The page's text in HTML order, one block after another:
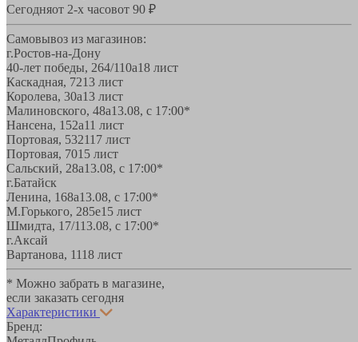
Сегодняот 2-х часовот 90 ₽
Самовывоз из магазинов:
г.Ростов-на-Дону
40-лет победы, 264/110а18 лист
Каскадная, 7213 лист
Королева, 30а13 лист
Малиновского, 48а13.08, с 17:00*
Нансена, 152а11 лист
Портовая, 532117 лист
Портовая, 7015 лист
Сальский, 28a13.08, с 17:00*
г.Батайск
Ленина, 168а13.08, с 17:00*
М.Горького, 285е15 лист
Шмидта, 17/113.08, с 17:00*
г.Аксай
Вартанова, 1118 лист
* Можно забрать в магазине,
если заказать сегодня
Характеристики
Бренд: